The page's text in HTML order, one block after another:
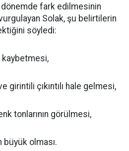
fark edilmesinin
vurgulayan Solak, şu belirtilerin
söyledi:
kaybetmesi,
girintili çıkıntılı hale gelmesi,
tonlarının görülmesi,
büyük olması.